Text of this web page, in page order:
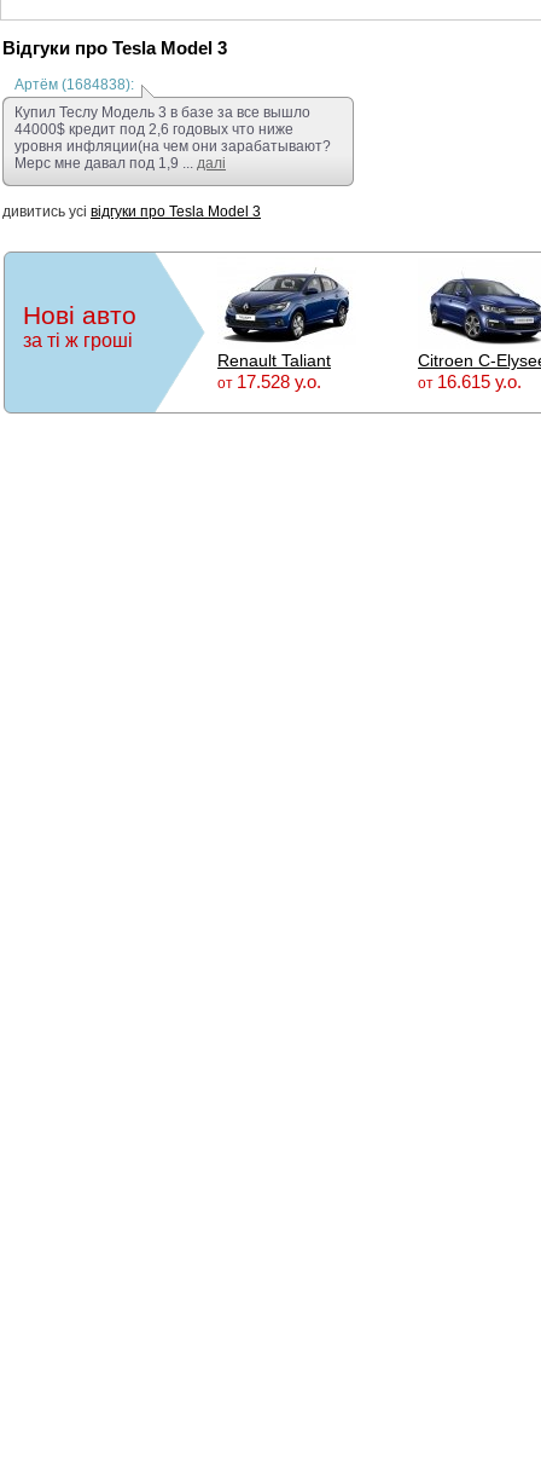
Відгуки про Tesla Model 3
Артём (1684838):
Купил Теслу Модель 3 в базе за все вышло
44000$ кредит под 2,6 годовых что ниже
уровня инфляции(на чем они зарабатывают?
Мерс мне давал под 1,9 ... далі
дивитись усі відгуки про Tesla Model 3
Нові авто
за ті ж гроші
Renault Taliant
от 17.528 у.о.
Citroen C-
от 16.615 у.о.